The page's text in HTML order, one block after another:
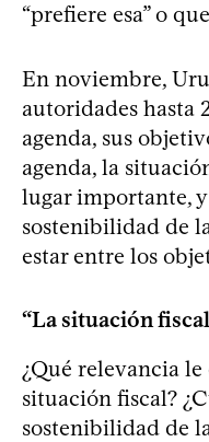
“prefiere esa” o
En noviembre,
autoridades hasta
agenda, sus
agenda, la
lugar importante,
sostenibilidad de
estar entre los
“La situación
¿Qué relevancia
situación fiscal?
sostenibilidad de